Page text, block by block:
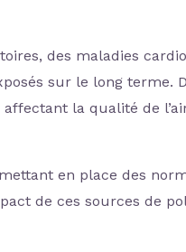
des maladies
sur le long terme.
la qualité de
en place des
de ces sources de